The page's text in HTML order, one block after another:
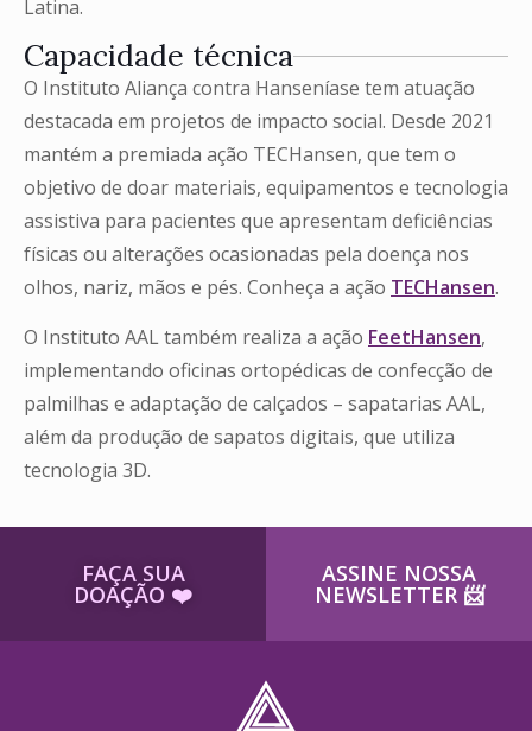
Latina.
Capacidade técnica
O Instituto Aliança contra Hanseníase tem atuação
destacada em projetos de impacto social. Desde 2021
mantém a premiada ação TECHansen, que tem o
objetivo de doar materiais, equipamentos e tecnologia
assistiva para pacientes que apresentam deficiências
físicas ou alterações ocasionadas pela doença nos
olhos, nariz, mãos e pés. Conheça a ação TECHansen.
O Instituto AAL também realiza a ação FeetHansen,
implementando oficinas ortopédicas de confecção de
palmilhas e adaptação de calçados – sapatarias AAL,
além da produção de sapatos digitais, que utiliza
tecnologia 3D.
FAÇA SUA
DOAÇÃO ​❤️
ASSINE NOSSA
NEWSLETTER ​📨